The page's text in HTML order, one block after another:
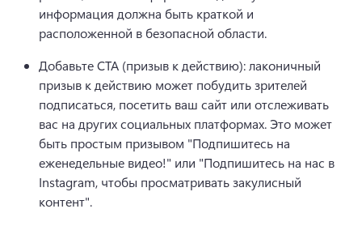
информация должна быть краткой и
расположенной в безопасной области.
Добавьте CTA (призыв к действию): лаконичный
призыв к действию может побудить зрителей
подписаться, посетить ваш сайт или отслеживать
вас на других социальных платформах. Это может
быть простым призывом "Подпишитесь на
еженедельные видео!" или "Подпишитесь на нас в
Instagram, чтобы просматривать закулисный
контент".